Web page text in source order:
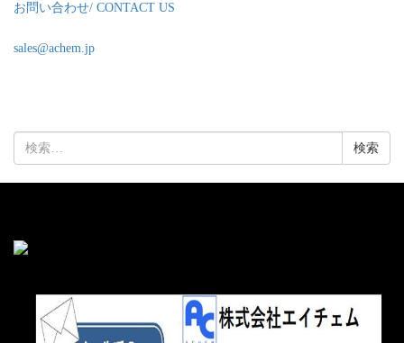
お問い合わせ/ CONTACT US
sales@achem.jp
索: